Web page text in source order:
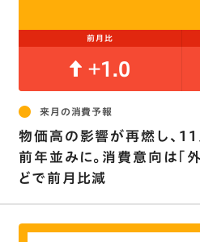
前月比
+1.0
来月の消費予報
物価高の影響が再燃し､
前年並みに。消費意向は｢
どで前月比減